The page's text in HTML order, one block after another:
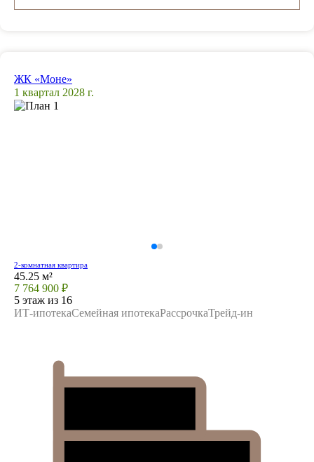
ЖК «Моне»
1 квартал 2028 г.
2-комнатная квартира
45.25 м²
7 764 900 ₽
5 этаж из 16
ИТ-ипотекаСемейная ипотекаРассрочкаТрейд-ин